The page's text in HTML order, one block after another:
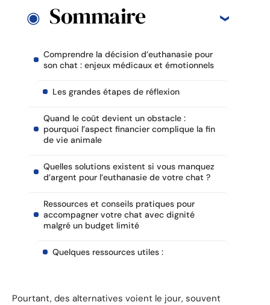
Sommaire
Comprendre la décision d’euthanasie pour
son chat : enjeux médicaux et émotionnels
Les grandes étapes de réflexion
Quand le coût devient un obstacle :
pourquoi l’aspect financier complique la fin
de vie animale
Quelles solutions existent si vous manquez
d’argent pour l’euthanasie de votre chat ?
Ressources et conseils pratiques pour
accompagner votre chat avec dignité
malgré un budget limité
Quelques ressources utiles :
Pourtant, des alternatives voient le jour, souvent